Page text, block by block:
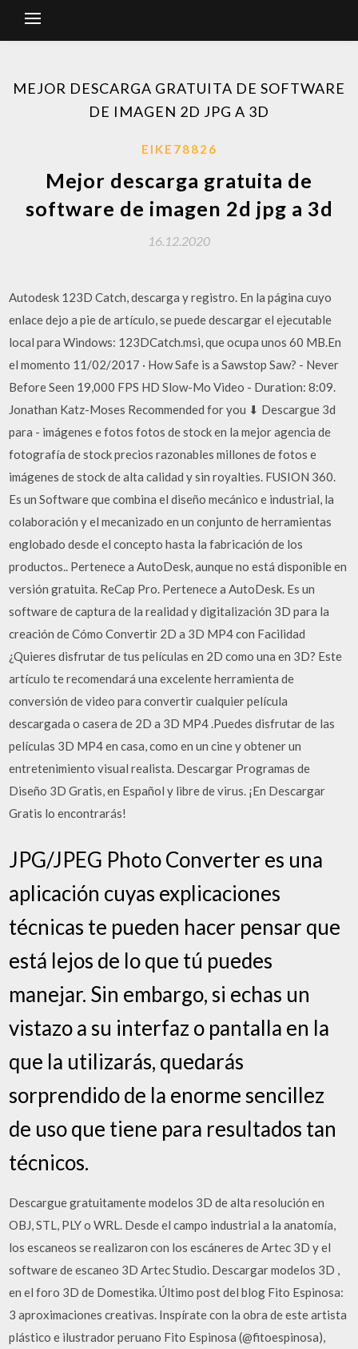
MEJOR DESCARGA GRATUITA DE SOFTWARE
DE IMAGEN 2D JPG A 3D
EIKE78826
Mejor descarga gratuita de
software de imagen 2d jpg a 3d
16.12.2020
Autodesk 123D Catch, descarga y registro. En la página cuyo
enlace dejo a pie de artículo, se puede descargar el ejecutable
local para Windows: 123DCatch.msi, que ocupa unos 60 MB.En
el momento 11/02/2017 · How Safe is a Sawstop Saw? - Never
Before Seen 19,000 FPS HD Slow-Mo Video - Duration: 8:09.
Jonathan Katz-Moses Recommended for you ⬇ Descargue 3d
para - imágenes e fotos fotos de stock en la mejor agencia de
fotografía de stock precios razonables millones de fotos e
imágenes de stock de alta calidad y sin royalties. FUSION 360.
Es un Software que combina el diseño mecánico e industrial, la
colaboración y el mecanizado en un conjunto de herramientas
englobado desde el concepto hasta la fabricación de los
productos.. Pertenece a AutoDesk, aunque no está disponible en
versión gratuita. ReCap Pro. Pertenece a AutoDesk. Es un
software de captura de la realidad y digitalización 3D para la
creación de Cómo Convertir 2D a 3D MP4 con Facilidad
¿Quieres disfrutar de tus películas en 2D como una en 3D? Este
artículo te recomendará una excelente herramienta de
conversión de video para convertir cualquier película
descargada o casera de 2D a 3D MP4 .Puedes disfrutar de las
películas 3D MP4 en casa, como en un cine y obtener un
entretenimiento visual realista. Descargar Programas de
Diseño 3D Gratis, en Español y libre de virus. ¡En Descargar
Gratis lo encontrarás!
JPG/JPEG Photo Converter es una
aplicación cuyas explicaciones
técnicas te pueden hacer pensar que
está lejos de lo que tú puedes
manejar. Sin embargo, si echas un
vistazo a su interfaz o pantalla en la
que la utilizarás, quedarás
sorprendido de la enorme sencillez
de uso que tiene para resultados tan
técnicos.
Descargue gratuitamente modelos 3D de alta resolución en
OBJ, STL, PLY o WRL. Desde el campo industrial a la anatomía,
los escaneos se realizaron con los escáneres de Artec 3D y el
software de escaneo 3D Artec Studio. Descargar modelos 3D ,
en el foro 3D de Domestika. Último post del blog Fito Espinosa:
3 aproximaciones creativas. Inspírate con la obra de este artista
plástico e ilustrador peruano Fito Espinosa (@fitoespinosa),